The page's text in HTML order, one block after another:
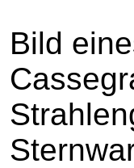
Bild